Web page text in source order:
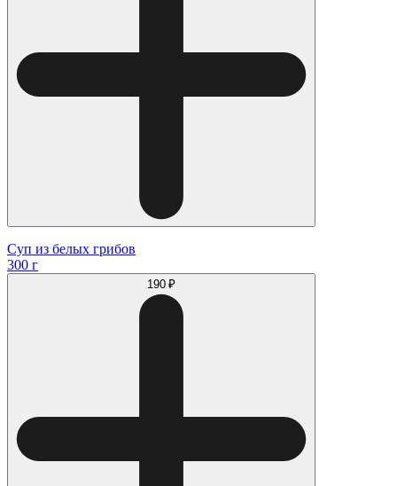
Суп из белых грибов
300 г
190 ₽